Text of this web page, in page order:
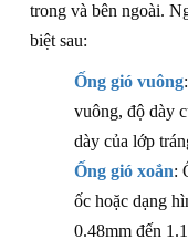
trong và bên ngoài.
biệt sau:
Ống gió vuông
vuông, độ dày
dày của lớp
Ống gió xoắn:
ốc hoặc dạng
0.48mm đến